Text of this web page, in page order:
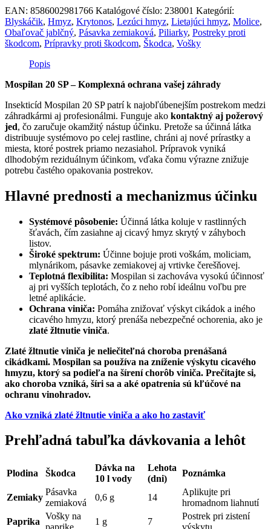
EAN: 8586002981766 Katalógové číslo: 238001 Kategórií:
Blyskáčik, Hmyz, Krytonos, Lezúci hmyz, Lietajúci hmyz, Molice,
Obaľovač jablčný, Pásavka zemiaková, Piliarky, Postreky proti
škodcom, Prípravky proti škodcom, Škodca, Vošky
Popis
Mospilan 20 SP – Komplexná ochrana vašej záhrady
Insekticíd Mospilan 20 SP patrí k najobľúbenejším postrekom medzi
záhradkármi aj profesionálmi. Funguje ako kontaktný aj požerový
jed, čo zaručuje okamžitý nástup účinku. Pretože sa účinná látka
distribuuje systémovo po celej rastline, chráni aj nové prírastky a
miesta, ktoré postrek priamo nezasiahol. Prípravok vyniká
dlhodobým reziduálnym účinkom, vďaka čomu výrazne znižuje
potrebu častého opakovania postrekov.
Hlavné prednosti a mechanizmus účinku
Systémové pôsobenie: Účinná látka koluje v rastlinných
šťavách, čím zasiahne aj cicavý hmyz skrytý v záhyboch
listov.
Široké spektrum: Účinne bojuje proti voškám, moliciam,
mlynárikom, pásavke zemiakovej aj vrtivke čerešňovej.
Teplotná flexibilita: Mospilan si zachováva vysokú účinnosť
aj pri vyšších teplotách, čo z neho robí ideálnu voľbu pre
letné aplikácie.
Ochrana viniča: Pomáha znižovať výskyt cikádok a iného
cicavého hmyzu, ktorý prenáša nebezpečné ochorenia, ako je
zlaté žltnutie viniča.
Zlaté žltnutie viniča je neliečiteľná choroba prenášaná
cikádkami. Mospilan sa používa na zníženie výskytu cicavého
hmyzu, ktorý sa podieľa na šírení chorôb viniča. Prečítajte si,
ako choroba vzniká, šíri sa a aké opatrenia sú kľúčové na
ochranu vinohradov.
Ako vzniká zlaté žltnutie viniča a ako ho zastaviť
Prehľadná tabuľka dávkovania a lehôt
Plodina Škodca
Dávka na
10 l vody
Lehota
(dni)
Poznámka
Zemiaky
Pásavka
zemiaková
0,6 g 14
Aplikujte pri
hromadnom liahnutí
Paprika
Vošky na
1 g 7
Postrek pri zistení